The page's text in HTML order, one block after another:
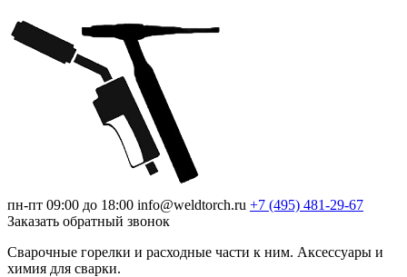
пн-пт 09:00 до 18:00 info@weldtorch.ru +7 (495) 481-29-67
Заказать обратный звонок
Сварочные горелки и расходные части к ним. Аксессуары и
химия для сварки.